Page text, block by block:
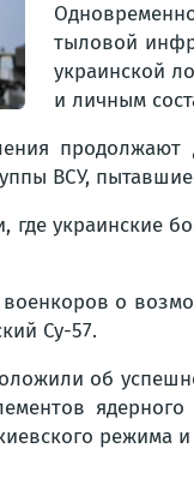
тыловой
украинской
и личным
ВСУ,
где
о
Су-57.
об
режима